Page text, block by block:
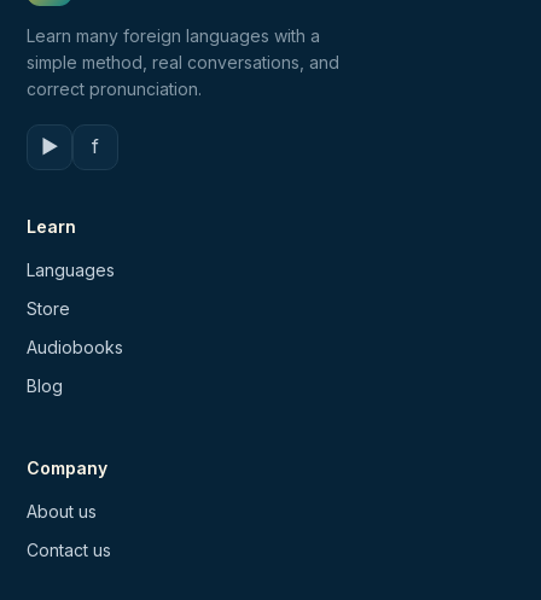
Learn many foreign languages with a
simple method, real conversations, and
correct pronunciation.
▶ f
Learn
Languages
Store
Audiobooks
Blog
Company
About us
Contact us